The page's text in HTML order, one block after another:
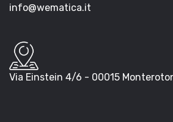
info@wematica.it
Via Einstein 4/6 - 00015